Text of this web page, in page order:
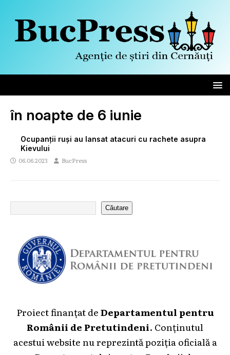
în noapte de 6 iunie
Ocupanții ruși au lansat atacuri cu rachete asupra
Kievului
06.06.2023 BucPress
Căutare
Proiect finanțat deDepartamentul pentru
Românii de Pretutindeni. Conținutul
acestui website nu reprezintă poziția oficială a